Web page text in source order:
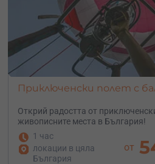
Приключенски полет с
Открий радостта от
живописните места в България!
1 час
локации в цяла
България
от